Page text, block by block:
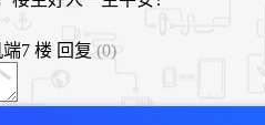
端7 楼 回复 (0)